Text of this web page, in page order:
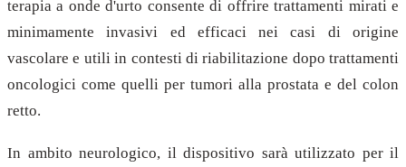
terapia a onde d'urto consente di offrire trattamenti mirati e
minimamente invasivi ed efficaci nei casi di origine
vascolare e utili in contesti di riabilitazione dopo trattamenti
oncologici come quelli per tumori alla prostata e del colon
retto.
In ambito neurologico, il dispositivo sarà utilizzato per il